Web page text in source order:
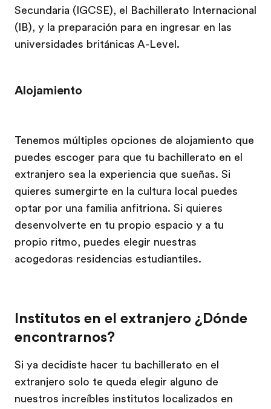
Secundaria (IGCSE), el Bachillerato Internacional
(IB), y la preparación para en ingresar en las
universidades británicas A-Level.
Alojamiento
Tenemos múltiples opciones de alojamiento que
puedes escoger para que tu bachillerato en el
extranjero sea la experiencia que sueñas. Si
quieres sumergirte en la cultura local puedes
optar por una familia anfitriona. Si quieres
desenvolverte en tu propio espacio y a tu
propio ritmo, puedes elegir nuestras
acogedoras residencias estudiantiles.
Institutos en el extranjero ¿Dónde
encontrarnos?
Si ya decidiste hacer tu bachillerato en el
extranjero solo te queda elegir alguno de
nuestros increíbles institutos localizados en